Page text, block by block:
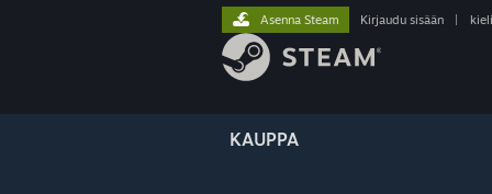
KAUPPA
Asenna Steam Kirjaudu sisään kieli